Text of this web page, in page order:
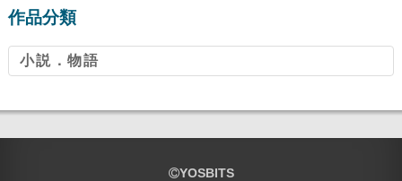
作品分類
小説．物語
YOSBITS